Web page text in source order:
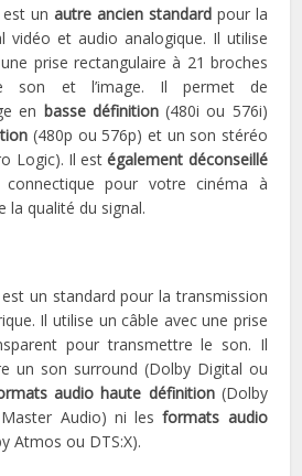
est un autre ancien standardpour la
vidéo et audio analogique. Il utilise
prise rectangulaire à 21 broches
son et l’image. Il permet de
en basse définition(480i ou 576i)
(480p ou 576p) et un son stéréo
Logic). Il estégalement déconseillé
connectique pour votre cinéma à
la qualité du signal.
un standard pour la transmission
Il utilise un câble avec une prise
pour transmettre le son. Il
un son surround (Dolby Digital ou
audio haute définition(Dolby
Audio) ni lesformats audio
Atmos ou DTS:X).